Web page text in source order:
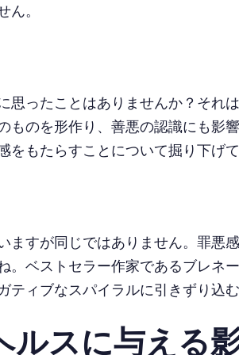
ん。
思ったことはありませんか？それ
ものを形作り、善悪の認識にも影
をもたらすことについて掘り下げ
すが同じではありません。罪悪
。ベストセラー作家であるブレネ
ティブなスパイラルに引きずり込
ルスに与える